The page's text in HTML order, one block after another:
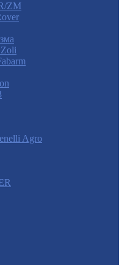
ZM
Agro